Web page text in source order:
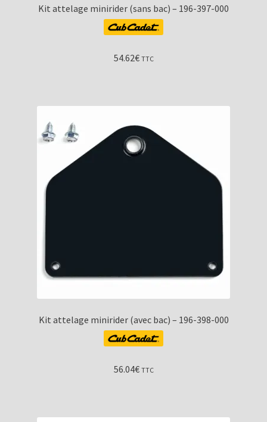
Kit attelage minirider (sans bac) – 196-397-000
54.62€ TTC
Kit attelage minirider (avec bac) – 196-398-000
56.04€ TTC